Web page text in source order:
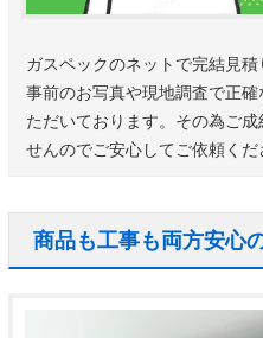
ガスペックのネットで完結見
事前のお写真や現地調査で正
ただいております。その為ご
せんのでご安心してご依頼くだ
商品も工事も両方安心